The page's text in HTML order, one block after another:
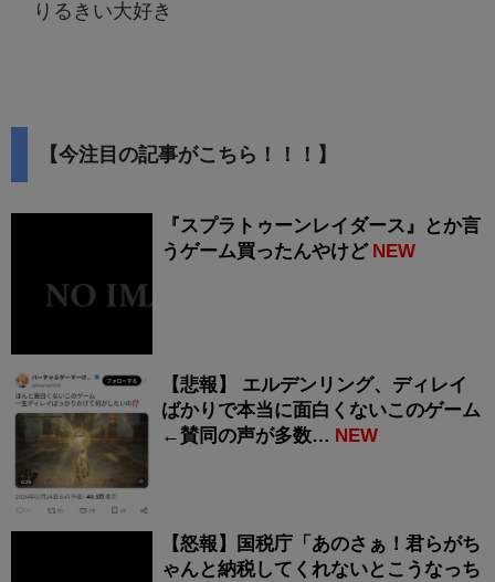
りるきい大好き
【今注目の記事がこちら！！！】
『スプラトゥーンレイダース』とか言
うゲーム買ったんやけど NEW
【悲報】 エルデンリング、ディレイ
ばかりで本当に面白くないこのゲーム
←賛同の声が多数… NEW
【怒報】国税庁「あのさぁ！君らがち
ゃんと納税してくれないとこうなっち